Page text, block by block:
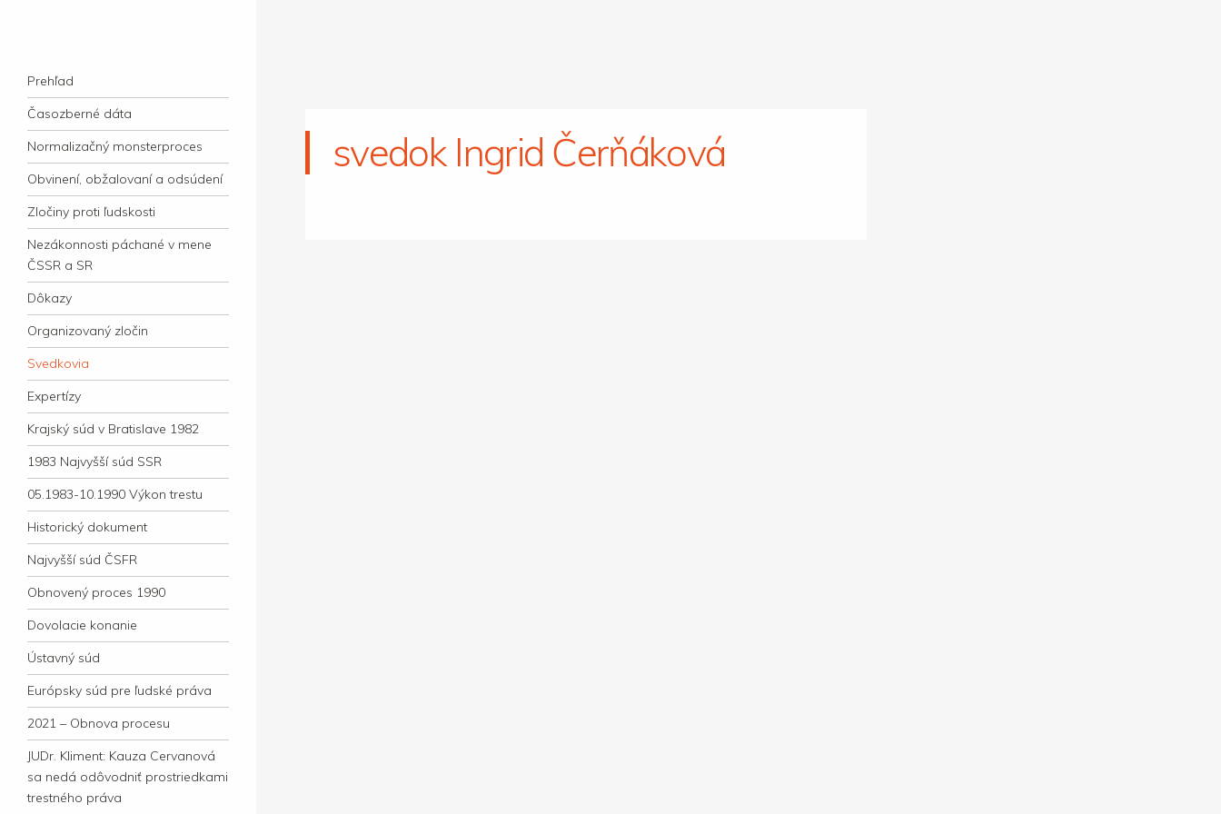
súdny proces v dejnách slovenskej justície
Navigation
Skip to content
Prehľad
Časozberné dáta
Normalizačný monsterproces
Obvinení, obžalovaní a odsúdení
Zločiny proti ľudskosti
Nezákonnosti páchané v mene
ČSSR a SR
Dôkazy
Organizovaný zločin
Svedkovia
Expertízy
Krajský súd v Bratislave 1982
1983 Najvyšší súd SSR
05.1983-10.1990 Výkon trestu
Historický dokument
Najvyšší súd ČSFR
Obnovený proces 1990
Dovolacie konanie
Ústavný súd
Európsky súd pre ľudské práva
2021 – Obnova procesu
JUDr. Kliment: Kauza Cervanová
sa nedá odôvodniť prostriedkami
trestného práva
svedok Ingrid Čerňáková